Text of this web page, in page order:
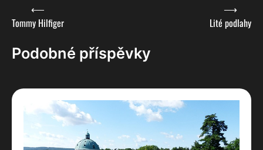
Navigace
pro
příspěvek
⟵
Tommy Hilfiger
Lité podlahy
⟶
Podobné příspěvky